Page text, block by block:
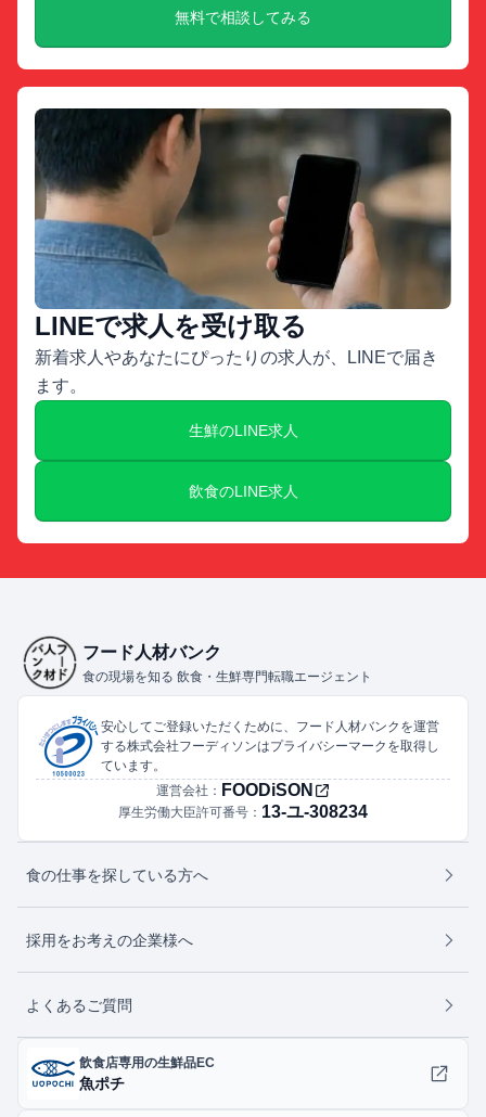
無料で相談してみる
LINEで求人を受け取る
新着求人やあなたにぴったりの求人が、LINEで届き
ます。
生鮮のLINE求人
飲食のLINE求人
フード人材バンク
食の現場を知る 飲食・生鮮専門転職エージェント
安心してご登録いただくために、フード人材バンクを運営
する株式会社フーディソンはプライバシーマークを取得し
ています。
運営会社： FOODiSON
厚生労働大臣許可番号： 13-ユ-308234
食の仕事を探している方へ
採用をお考えの企業様へ
よくあるご質問
飲食店専用の生鮮品EC
魚ポチ